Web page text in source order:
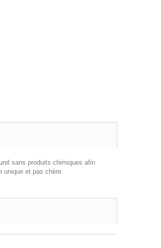
sans produits chimiques afin
unique et pas chère.